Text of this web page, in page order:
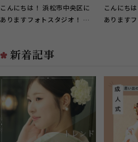
【中央区若林町】
こんにちは！ 浜松市中央区に
ありますフォトスタジオ！ ガ
西市】
こんにち
あります
新着記事